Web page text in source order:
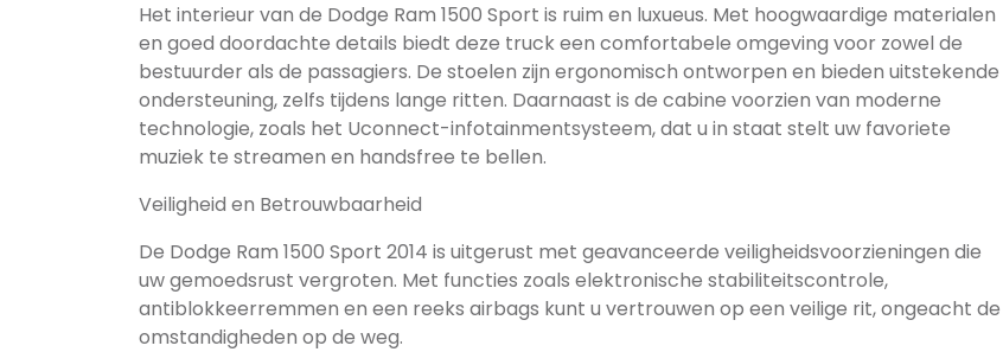
Het interieur van de Dodge Ram 1500 Sport is ruim en luxueus. Met hoogwaardige materialen
en goed doordachte details biedt deze truck een comfortabele omgeving voor zowel de
bestuurder als de passagiers. De stoelen zijn ergonomisch ontworpen en bieden uitstekende
ondersteuning, zelfs tijdens lange ritten. Daarnaast is de cabine voorzien van moderne
technologie, zoals het Uconnect-infotainmentsysteem, dat u in staat stelt uw favoriete
muziek te streamen en handsfree te bellen.
Veiligheid en Betrouwbaarheid
De Dodge Ram 1500 Sport 2014 is uitgerust met geavanceerde veiligheidsvoorzieningen die
uw gemoedsrust vergroten. Met functies zoals elektronische stabiliteitscontrole,
antiblokkeerremmen en een reeks airbags kunt u vertrouwen op een veilige rit, ongeacht de
omstandigheden op de weg.